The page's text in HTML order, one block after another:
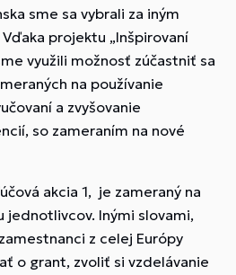
sme sa vybrali za iným
projektu „Inšpirovaní
využili možnosť zúčastniť sa
na používanie
a zvyšovanie
so zameraním na nové
akcia 1, je zameraný na
jednotlivcov. Inými slovami,
z celej Európy
o grant, zvoliť si vzdelávanie